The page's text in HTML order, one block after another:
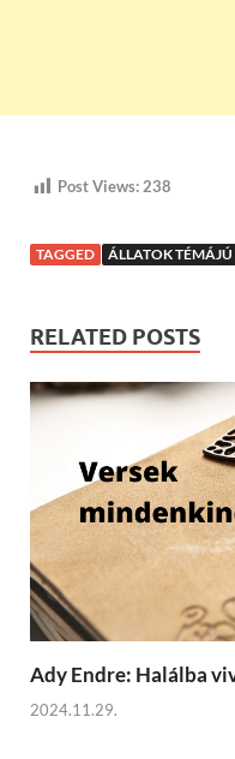
Post Views: 238
TAGGED ÁLLATOK TÉMÁJÚ
RELATED POSTS
Ady Endre: Halálba
2024.11.29.